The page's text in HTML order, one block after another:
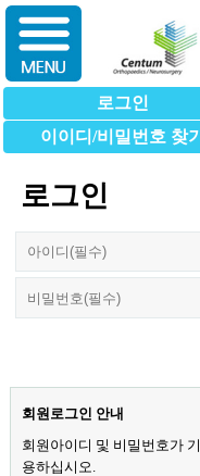
로그인
이이디/비밀번호 찾기
로그인
회원로그인 안내
회원아이디 및 비밀번호가
용하십시오.